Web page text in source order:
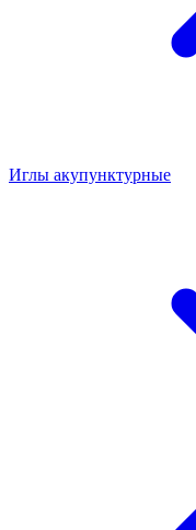
Иглы акупунктурные